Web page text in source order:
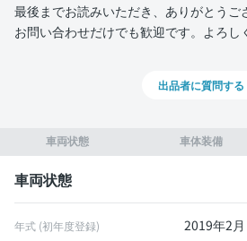
車両状態 車体装備
車両状態
年式 (初年度登録) 2019年2月
最後までお読みいただき、ありがとうご
お問い合わせだけでも歓迎です。よろし
出品者に質問する